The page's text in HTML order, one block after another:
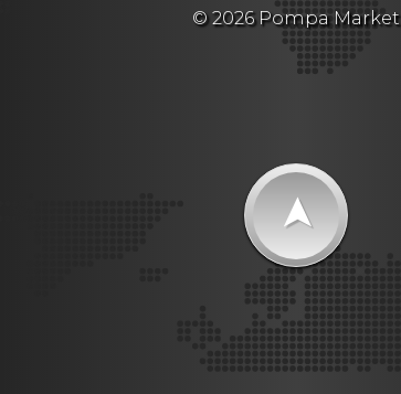
© 2026 Pompa Market
➤